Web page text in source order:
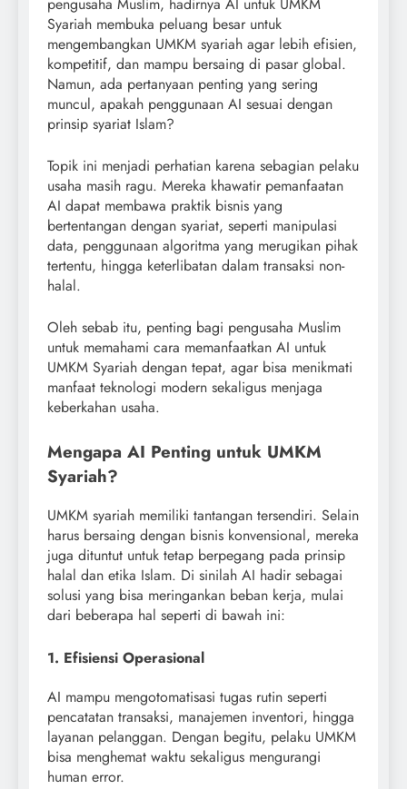
pengusaha Muslim, hadirnya AI untuk UMKM
Syariah membuka peluang besar untuk
mengembangkan UMKM syariah agar lebih efisien,
kompetitif, dan mampu bersaing di pasar global.
Namun, ada pertanyaan penting yang sering
muncul, apakah penggunaan AI sesuai dengan
prinsip syariat Islam?
Topik ini menjadi perhatian karena sebagian pelaku
usaha masih ragu. Mereka khawatir pemanfaatan
AI dapat membawa praktik bisnis yang
bertentangan dengan syariat, seperti manipulasi
data, penggunaan algoritma yang merugikan pihak
tertentu, hingga keterlibatan dalam transaksi non-
halal.
Oleh sebab itu, penting bagi pengusaha Muslim
untuk memahami cara memanfaatkan AI untuk
UMKM Syariah dengan tepat, agar bisa menikmati
manfaat teknologi modern sekaligus menjaga
keberkahan usaha.
Mengapa AI Penting untuk UMKM
Syariah?
UMKM syariah memiliki tantangan tersendiri. Selain
harus bersaing dengan bisnis konvensional, mereka
juga dituntut untuk tetap berpegang pada prinsip
halal dan etika Islam. Di sinilah AI hadir sebagai
solusi yang bisa meringankan beban kerja, mulai
dari beberapa hal seperti di bawah ini:
1. Efisiensi Operasional
AI mampu mengotomatisasi tugas rutin seperti
pencatatan transaksi, manajemen inventori, hingga
layanan pelanggan. Dengan begitu, pelaku UMKM
bisa menghemat waktu sekaligus mengurangi
human error.